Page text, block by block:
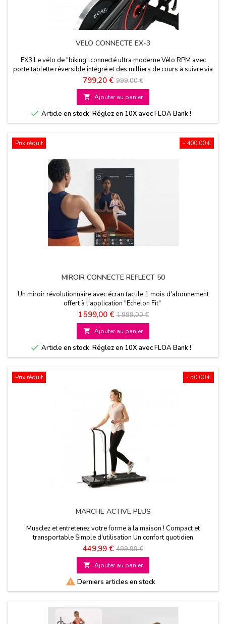
VELO CONNECTE EX-3
EX3 Le vélo de "biking" connecté ultra moderne Vélo RPM avec
porte tablette réversible intégré et des milliers de cours à suivre via
l'application 1 mois d'abonnement offert à l'application "Echelon
Fit"
Prix
799,20 € Prix
de
base
999,00 €
 Ajouter au panier
 Article en stock. Réglez en 10X avec FLOA Bank !
- 400,00 €
Prix réduit
MIROIR CONNECTE REFLECT 50
Un miroir révolutionnaire avec écran tactile 1 mois d'abonnement
offert à l'application "Echelon Fit"
Prix
1 599,00 € Prix
de
base
1 999,00 €
 Ajouter au panier
 Article en stock. Réglez en 10X avec FLOA Bank !
- 50,00 €
Prix réduit
MARCHE ACTIVE PLUS
Musclez et entretenez votre forme à la maison ! Compact et
transportable Simple d'utilisation Un confort quotidien
Prix
449,99 € Prix
de
base
499,99 €
 Ajouter au panier
 Derniers articles en stock